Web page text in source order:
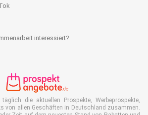
interessiert?
die aktuellen Prospekte, Werbeprospekte,
von allen Geschäften in Deutschland zusammen.